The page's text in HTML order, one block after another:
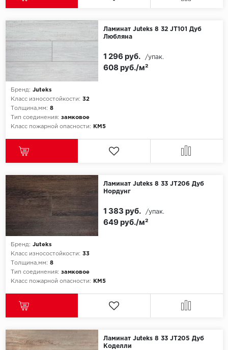
Ламинат Juteks 8 32 JT101 Дуб
Любляна
Бренд: Juteks
Класс износостойкости: 32
Толщина,мм: 8
Тип соединения: замковое
Класс пожарной опасности:
КМ5
608 руб./м²
1 296 руб. /упак.
Ламинат Juteks 8 33 JT206 Дуб
Нордунг
Бренд: Juteks
Класс износостойкости: 33
Толщина,мм: 8
Тип соединения: замковое
Класс пожарной опасности:
КМ5
649 руб./м²
1 383 руб. /упак.
Ламинат Juteks 8 33 JT205 Дуб
Коделли